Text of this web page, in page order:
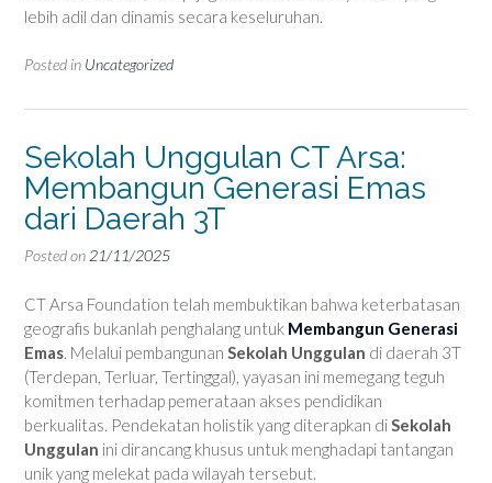
lebih adil dan dinamis secara keseluruhan.
Posted in Uncategorized
Sekolah Unggulan CT Arsa:
Membangun Generasi Emas
dari Daerah 3T
Posted on 21/11/2025
CT Arsa Foundation telah membuktikan bahwa keterbatasan
geografis bukanlah penghalang untuk Membangun Generasi
Emas. Melalui pembangunan Sekolah Unggulan di daerah 3T
(Terdepan, Terluar, Tertinggal), yayasan ini memegang teguh
komitmen terhadap pemerataan akses pendidikan
berkualitas. Pendekatan holistik yang diterapkan diSekolah
Unggulan ini dirancang khusus untuk menghadapi tantangan
unik yang melekat pada wilayah tersebut.